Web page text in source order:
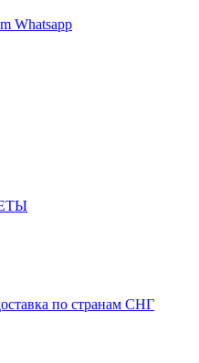
Whatsapp
по странам СНГ